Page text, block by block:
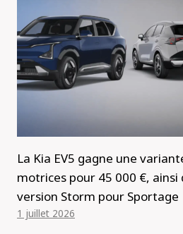
La Kia EV5 gagne une
motrices pour 45 000 €, ainsi
version Storm pour Sportage
1 juillet 2026